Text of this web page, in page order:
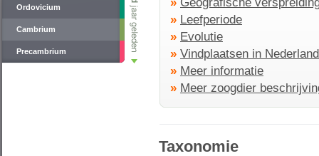
Ordovicium
Cambrium
Precambrium
» Leefperiode
» Evolutie
» Vindplaatsen in Nederland
» Meer informatie
» Meer zoogdier
Taxonomie